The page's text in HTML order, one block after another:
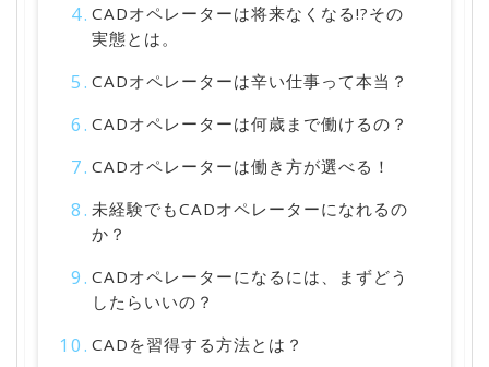
CADオペレーターは将来なくなる!?その
実態とは。
CADオペレーターは辛い仕事って本当？
CADオペレーターは何歳まで働けるの？
CADオペレーターは働き方が選べる！
未経験でもCADオペレーターになれるの
か？
CADオペレーターになるには、まずどう
したらいいの？
CADを習得する方法とは？